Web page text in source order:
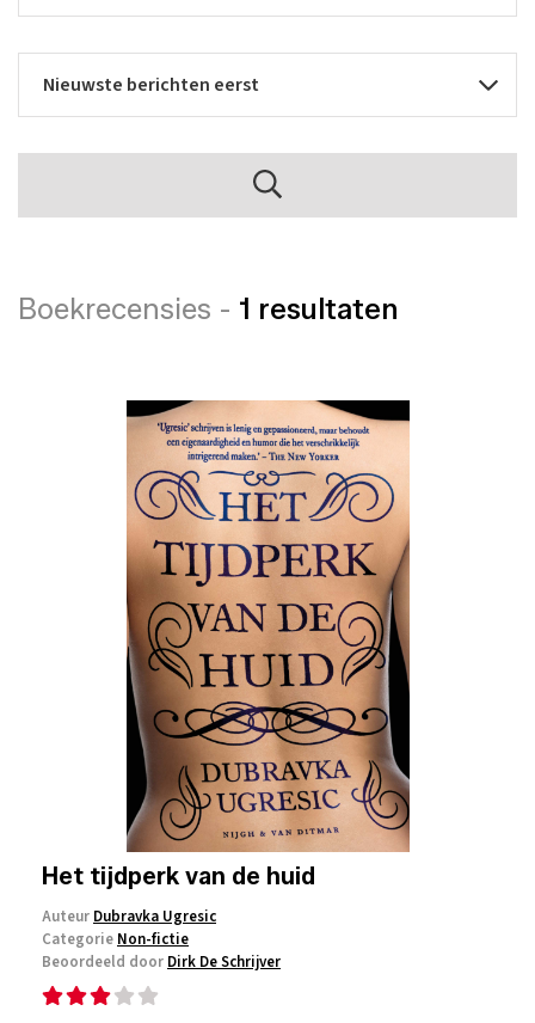
Boekrecensies - 1 resultaten
Het tijdperk van de huid
Auteur Dubravka Ugresic
Categorie Non-fictie
Beoordeeld door Dirk De Schrijver